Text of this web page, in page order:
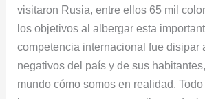
visitaron Rusia, entre ellos 65 mil
los objetivos al albergar esta
competencia internacional fue disipar
negativos del país y de sus
mundo cómo somos en realidad.